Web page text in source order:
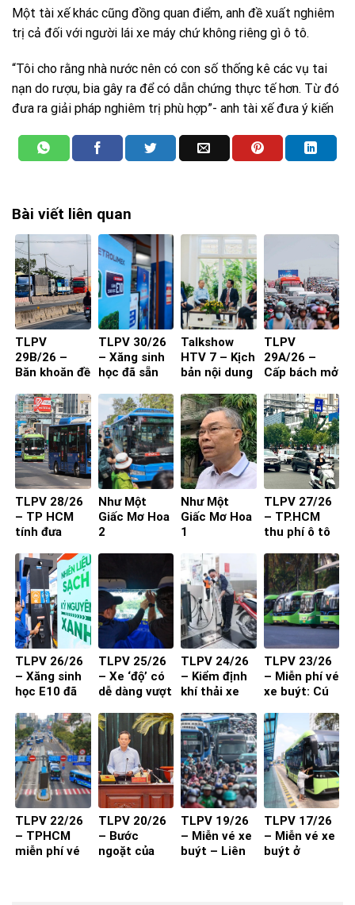
Một tài xế khác cũng đồng quan điểm, anh đề xuất nghiêm
trị cả đối với người lái xe máy chứ không riêng gì ô tô.
“Tôi cho rằng nhà nước nên có con số thống kê các vụ tai
nạn do rượu, bia gây ra để có dẫn chứng thực tế hơn. Từ đó
đưa ra giải pháp nghiêm trị phù hợp”- anh tài xế đưa ý kiến
Bài viết liên quan
TLPV
29B/26 –
Băn khoăn đề
29 chỗ vào
nội đô
TP.HCM
TLPV 30/26
– Xăng sinh
học đã sẵn
Talkshow
HTV 7 – Kịch
bản nội dung
người
TLPV
29A/26 –
Cấp bách mở
TLPV 28/26
– TP HCM
tính đưa
vào đường
nhỏ, khu dân
cư
Như Một
Giấc Mơ Hoa
2
Như Một
Giấc Mơ Hoa
1
TLPV 27/26
– TP.HCM
thu phí ô tô
tâm: Làm
sao để người
dân đồng
thuận?
TLPV 26/26
– Xăng sinh
học E10 đã
TLPV 25/26
– Xe ‘độ’ có
dễ dàng vượt
kiểm?
TLPV 24/26
– Kiểm định
khí thải xe
2027 đạt
hiệu quả?
TLPV 23/26
– Miễn phí vé
xe buýt: Cú
kèm chất
lượng và
thuận tiện
TLPV 22/26
– TPHCM
miễn phí vé
TLPV 20/26
– Bước
ngoặt của
TLPV 19/26
– Miễn vé xe
buýt – Liên
TLPV 17/26
– Miễn vé xe
buýt ở